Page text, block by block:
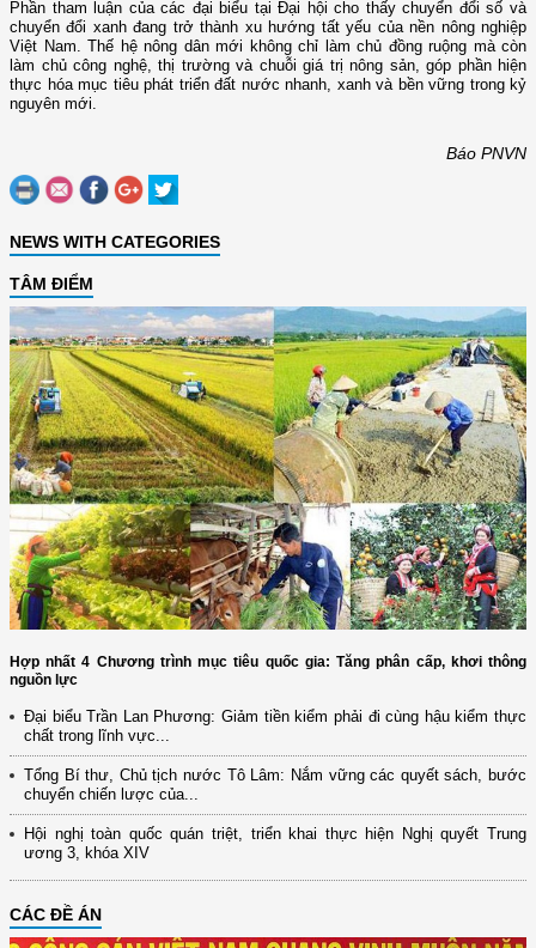
Phần tham luận của các đại biểu tại Đại hội cho thấy chuyển đổi số và
chuyển đổi xanh đang trở thành xu hướng tất yếu của nền nông nghiệp
Việt Nam. Thế hệ nông dân mới không chỉ làm chủ đồng ruộng mà còn
làm chủ công nghệ, thị trường và chuỗi giá trị nông sản, góp phần hiện
thực hóa mục tiêu phát triển đất nước nhanh, xanh và bền vững trong kỷ
nguyên mới.
Báo PNVN
NEWS WITH CATEGORIES
TÂM ĐIỂM
Hợp nhất 4 Chương trình mục tiêu quốc gia: Tăng phân cấp, khơi thông
nguồn lực
Đại biểu Trần Lan Phương: Giảm tiền kiểm phải đi cùng hậu kiểm thực
chất trong lĩnh vực...
Tổng Bí thư, Chủ tịch nước Tô Lâm: Nắm vững các quyết sách, bước
chuyển chiến lược của...
Hội nghị toàn quốc quán triệt, triển khai thực hiện Nghị quyết Trung
ương 3, khóa XIV
CÁC ĐỀ ÁN